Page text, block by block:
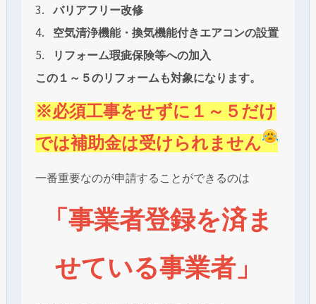
バリアフリー改修
空気清浄機能・換気機能付きエアコンの設置
リフォーム瑕疵保険等への加入
この１～５のリフォームも対象になります。
※必須工事をせずに１～５だけ
では補助金は受けられません
一番重要なのが申請することができるのは
「事業者登録を済ま
せている事業者」